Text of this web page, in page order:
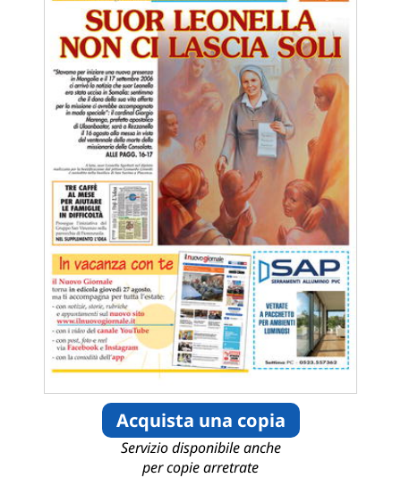
Acquista una copia
Servizio disponibile anche
per copie arretrate